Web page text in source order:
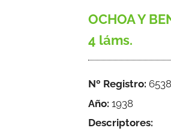
OCHOA Y
4 láms.
Nº Registro:
Año: 1938
Descriptores: